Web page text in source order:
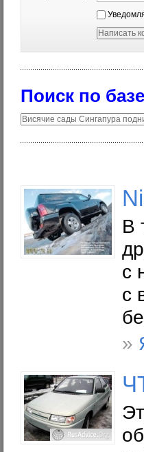
Поиск по
В
с
с
»